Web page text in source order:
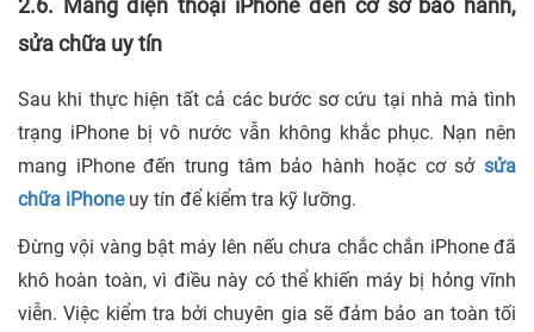
2.6. Mang điện thoại iPhone đến cơ sở bảo hành,
sửa chữa uy tín
Sau khi thực hiện tất cả các bước sơ cứu tại nhà mà tình
trạng iPhone bị vô nước vẫn không khắc phục. Nạn nên
mang iPhone đến trung tâm bảo hành hoặc cơ sở sửa
chữa iPhoneuy tín để kiểm tra kỹ lưỡng.
Đừng vội vàng bật máy lên nếu chưa chắc chắn iPhone đã
khô hoàn toàn, vì điều này có thể khiến máy bị hỏng vĩnh
viễn. Việc kiểm tra bởi chuyên gia sẽ đảm bảo an toàn tối